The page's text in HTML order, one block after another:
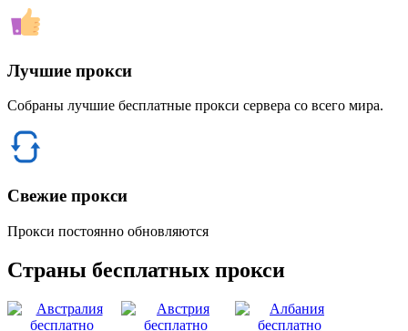
Лучшие прокси
Собраны лучшие бесплатные прокси сервера со всего мира.
Свежие прокси
Прокси постоянно обновляются
Страны бесплатных прокси